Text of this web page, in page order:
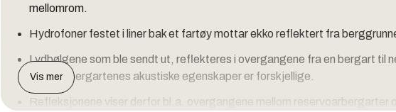
mellomrom.
Hydrofoner festet i liner bak et fartøy mottar ekko reflektert fra
Lydbølgene som ble sendt ut, reflekteres i overgangene fra en bergart til
dersom bergartenes akustiske egenskaper er forskjellige.
Refleksjonene viser derfor bl.a. overgangene mellom reservoarbergarter
Vis mer